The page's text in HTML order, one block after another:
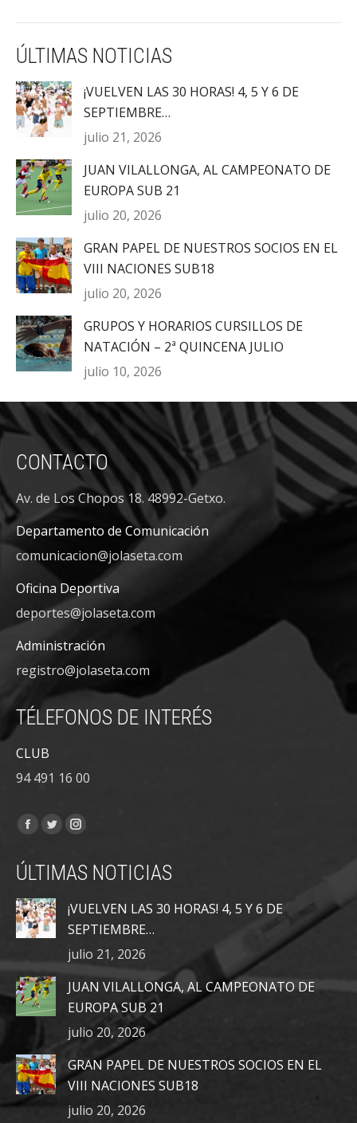
ÚLTIMAS NOTICIAS
¡VUELVEN LAS 30 HORAS! 4, 5 Y 6 DE
SEPTIEMBRE…
julio 21, 2026
JUAN VILALLONGA, AL CAMPEONATO DE
EUROPA SUB 21
julio 20, 2026
GRAN PAPEL DE NUESTROS SOCIOS EN EL
VIII NACIONES SUB18
julio 20, 2026
GRUPOS Y HORARIOS CURSILLOS DE
NATACIÓN – 2ª QUINCENA JULIO
julio 10, 2026
CONTACTO
Av. de Los Chopos 18. 48992-Getxo.
Departamento de Comunicación
comunicacion@jolaseta.com
Oficina Deportiva
deportes@jolaseta.com
Administración
registro@jolaseta.com
TÉLEFONOS DE INTERÉS
CLUB
94 491 16 00
Encuéntranos en:
Facebook
opens
in
new
window
Twitter
opens
in
new
window
Instagram
opens
new
window
ÚLTIMAS NOTICIAS
¡VUELVEN LAS 30 HORAS! 4, 5 Y 6 DE
SEPTIEMBRE…
julio 21, 2026
JUAN VILALLONGA, AL CAMPEONATO DE
EUROPA SUB 21
julio 20, 2026
GRAN PAPEL DE NUESTROS SOCIOS EN EL
VIII NACIONES SUB18
julio 20, 2026